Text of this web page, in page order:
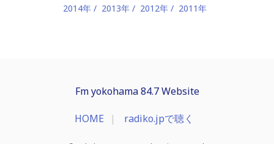
2014年
2013年 2012年 2011年
Fm yokohama 84.7 Website
HOME radiko.jpで聴く